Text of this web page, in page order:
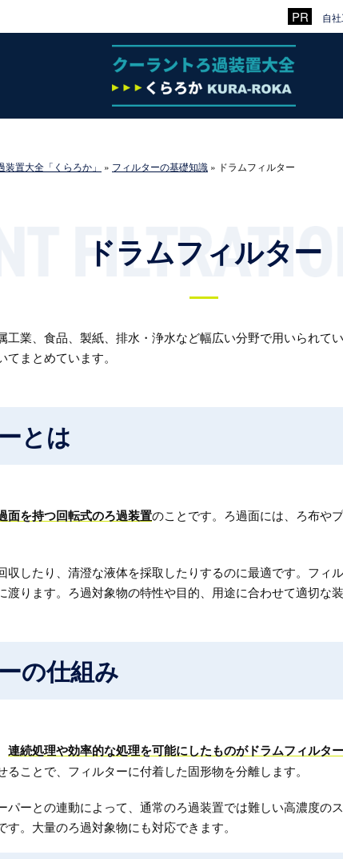
自
置大全「くらろか」 » フィルターの基礎知識 » ドラムフィルター
ドラムフィルター
工業、食品、製紙、排水・浄水など幅広い分野で用いられて
まとめています。
とは
面を持つ回転式のろ過装置のことです。ろ過面には、ろ布や
収したり、清澄な液体を採取したりするのに最適です。フィ
渡ります。ろ過対象物の特性や目的、用途に合わせて適切な
の仕組み
連続処理や効率的な処理を可能にしたものがドラムフィルター
ことで、フィルターに付着した固形物を分離します。
パーとの連動によって、通常のろ過装置では難しい高濃度の
。大量のろ過対象物にも対応できます。